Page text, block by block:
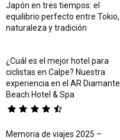
Japón en tres tiempos: el
equilibrio perfecto entre Tokio,
naturaleza y tradición
¿Cuál es el mejor hotel para
ciclistas en Calpe? Nuestra
experiencia en el AR Diamante
Beach Hotel & Spa
Memoria de viajes 2025 –